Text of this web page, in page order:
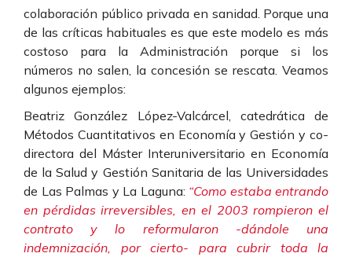
colaboración público privada en sanidad. Porque una
de las críticas habituales es que este modelo es más
costoso para la Administración porque si los
números no salen, la concesión se rescata. Veamos
algunos ejemplos:
Beatriz González López-Valcárcel, catedrática de
Métodos Cuantitativos en Economía y Gestión y co-
directora del Máster Interuniversitario en Economía
de la Salud y Gestión Sanitaria de las Universidades
de Las Palmas y La Laguna: “Como estaba entrando
en pérdidas irreversibles, en el 2003 rompieron el
contrato y lo reformularon -dándole una
indemnización, por cierto- para cubrir toda la